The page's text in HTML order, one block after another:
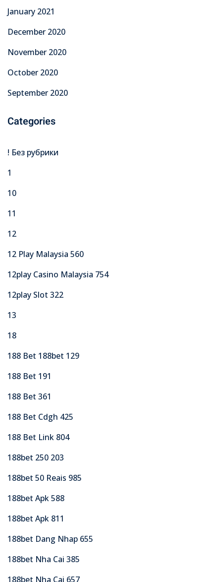
January 2021
December 2020
November 2020
October 2020
September 2020
Categories
! Без рубрики
1
10
11
12
12 Play Malaysia 560
12play Casino Malaysia 754
12play Slot 322
13
18
188 Bet 188bet 129
188 Bet 191
188 Bet 361
188 Bet Cdgh 425
188 Bet Link 804
188bet 250 203
188bet 50 Reais 985
188bet Apk 588
188bet Apk 811
188bet Dang Nhap 655
188bet Nha Cai 385
188bet Nha Cai 657